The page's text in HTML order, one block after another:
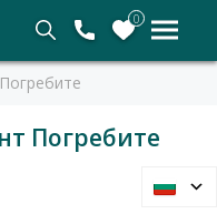
0
Погребите